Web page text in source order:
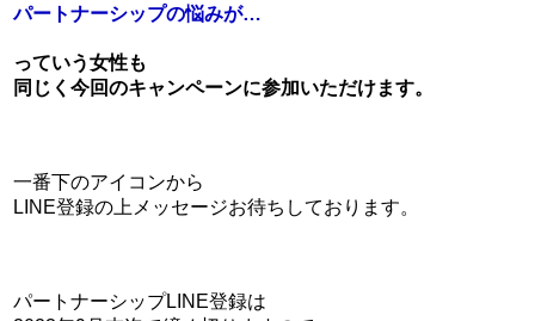
パートナーシップの悩みが…
っていう女性も
同じく今回のキャンペーンに参加いただけます。
一番下のアイコンから
LINE登録の上メッセージお待ちしております。
パートナーシップLINE登録は